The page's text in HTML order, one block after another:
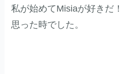
私が始めてMisiaが好きだ！
思った時でした。